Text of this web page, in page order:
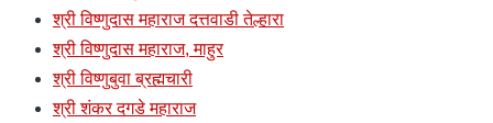
श्री विष्णुदास महाराज दत्तवाडी तेल्हारा
श्री विष्णुदास महाराज, माहुर
श्री विष्णुबुवा ब्रह्मचारी
श्री शंकर दगडे महाराज